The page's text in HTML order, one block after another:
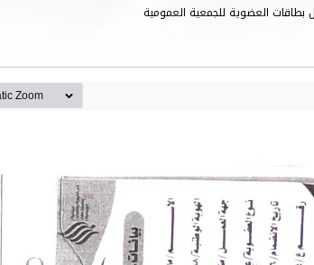
العضوية للجمعية العمومية